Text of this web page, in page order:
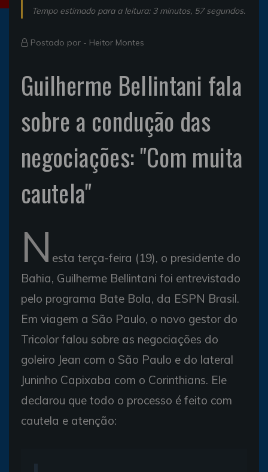
Tempo estimado para a leitura: 3 minutos, 57 segundos.
Postado por - Heitor Montes
Guilherme Bellintani fala
sobre a condução das
negociações: "Com muita
cautela"
N esta terça-feira (19), o presidente do
Bahia, Guilherme Bellintani foi entrevistado
pelo programa Bate Bola, da ESPN Brasil.
Em viagem a São Paulo, o novo gestor do
Tricolor falou sobre as negociações do
goleiro Jean com o São Paulo e do lateral
Juninho Capixaba com o Corinthians. Ele
declarou que todo o processo é feito com
cautela e atenção: